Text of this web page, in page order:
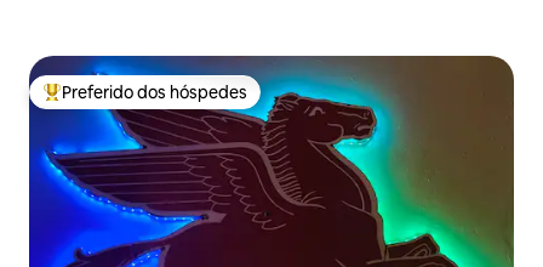
Entre os melhores preferidos dos hóspedes
Preferido dos hóspedes